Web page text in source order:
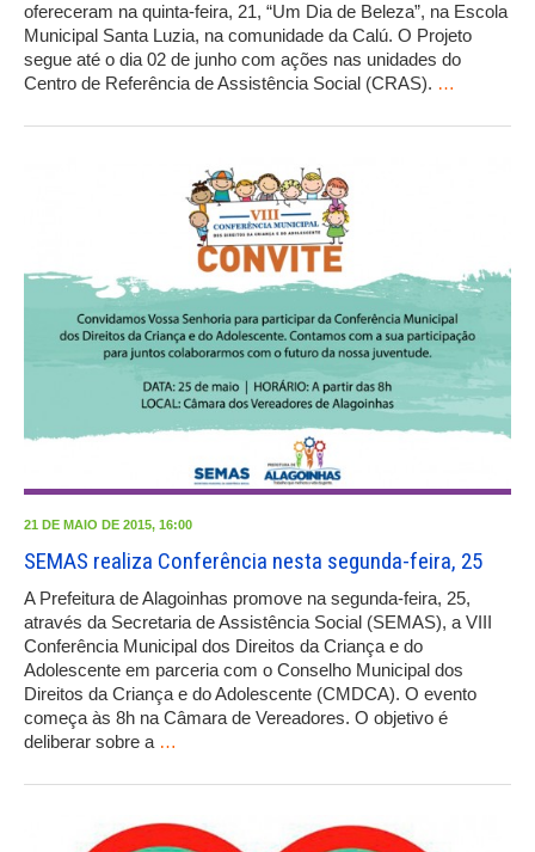
ofereceram na quinta-feira, 21, “Um Dia de Beleza”, na Escola
Municipal Santa Luzia, na comunidade da Calú. O Projeto
segue até o dia 02 de junho com ações nas unidades do
Centro de Referência de Assistência Social (CRAS). …
21 DE MAIO DE 2015, 16:00
SEMAS realiza Conferência nesta segunda-feira, 25
A Prefeitura de Alagoinhas promove na segunda-feira, 25,
através da Secretaria de Assistência Social (SEMAS), a VIII
Conferência Municipal dos Direitos da Criança e do
Adolescente em parceria com o Conselho Municipal dos
Direitos da Criança e do Adolescente (CMDCA). O evento
começa às 8h na Câmara de Vereadores. O objetivo é
deliberar sobre a …